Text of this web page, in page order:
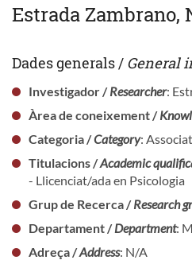
Estrada Zambrano,
Dades generals / General
Investigador /Researcher:
Àrea de coneixement /
Categoria /Category:
Titulacions /Academic
- Llicenciat/ada en Psicologia
Grup de Recerca /Research
Departament /Department:
Adreça /Address: N/A